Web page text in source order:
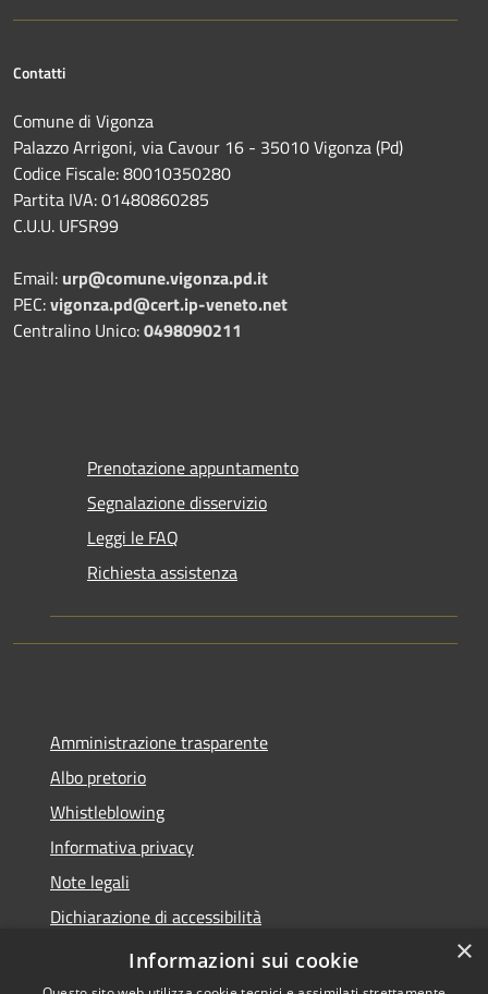
Contatti
Comune di Vigonza
Palazzo Arrigoni, via Cavour 16 - 35010 Vigonza (Pd)
Codice Fiscale: 80010350280
Partita IVA: 01480860285
C.U.U. UFSR99
Email: urp@comune.vigonza.pd.it
PEC:vigonza.pd@cert.ip-veneto.net
Centralino Unico:0498090211
Prenotazione appuntamento
Segnalazione disservizio
Leggi le FAQ
Richiesta assistenza
Amministrazione trasparente
Albo pretorio
Whistleblowing
Informativa privacy
Note legali
Dichiarazione di accessibilità
Obiettivi di accessibilità
×
Informazioni sui cookie